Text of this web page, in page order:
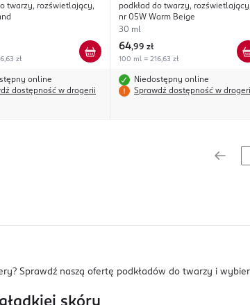
twarzy, rozświetlający,
zł
online
dostępność w drogerii
podkład do twarzy, rozświetlający,
nr 05W Warm Beige
30 ml
64,99 zł
100 ml = 216,63 zł
Niedostępny online
Sprawdź dostępność w
Sprawdź naszą ofertę podkładów do twarzy i